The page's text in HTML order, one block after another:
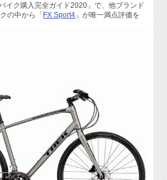
イク購入完全ガイド2020」で、他ブランド
の中から「FX Sport4 」が唯一満点評価を